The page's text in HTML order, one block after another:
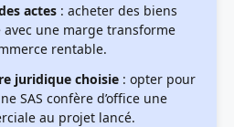
actes : acheter des biens
une marge transforme
rentable.
juridique choisie : opter pour
SAS confère d’office une
au projet lancé.